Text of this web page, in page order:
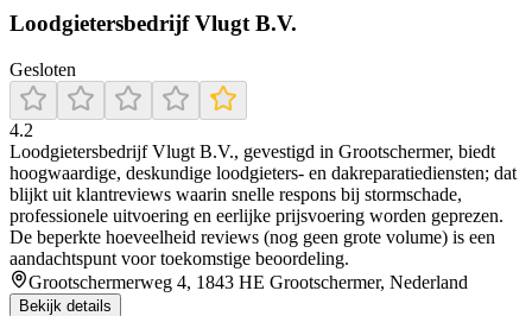
Loodgietersbedrijf Vlugt B.V.
Gesloten
4.2
Loodgietersbedrijf Vlugt B.V., gevestigd in Grootschermer, biedt
hoogwaardige, deskundige loodgieters- en dakreparatiediensten; dat
blijkt uit klantreviews waarin snelle respons bij stormschade,
professionele uitvoering en eerlijke prijsvoering worden geprezen.
De beperkte hoeveelheid reviews (nog geen grote volume) is een
aandachtspunt voor toekomstige beoordeling.
Grootschermerweg 4, 1843 HE Grootschermer, Nederland
Bekijk details